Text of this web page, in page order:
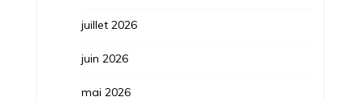
juillet 2026
juin 2026
mai 2026